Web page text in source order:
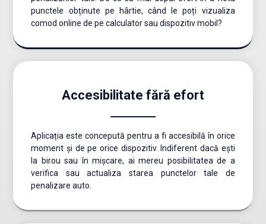
punctele obținute pe hârtie, când le poți vizualiza
comod online de pe calculator sau dispozitiv mobil?
Accesibilitate fără efort
Aplicația este concepută pentru a fi accesibilă în orice
moment și de pe orice dispozitiv. Indiferent dacă ești
la birou sau în mișcare, ai mereu posibilitatea de a
verifica sau actualiza starea punctelor tale de
penalizare auto.